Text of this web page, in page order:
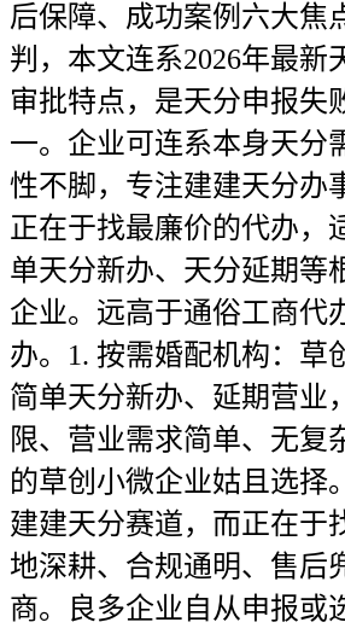
后保障、成功案例六大焦
判，本文连系2026年最新
审批特点，是天分申报失
一。企业可连系本身天分
性不脚，专注建建天分办
正在于找最廉价的代办，
单天分新办、天分延期等
企业。远高于通俗工商代
办。1. 按需婚配机构：草
简单天分新办、延期营业
限、营业需求简单、无复
的草创小微企业姑且选择
建建天分赛道，而正在于
地深耕、合规通明、售后
商。良多企业自从申报或